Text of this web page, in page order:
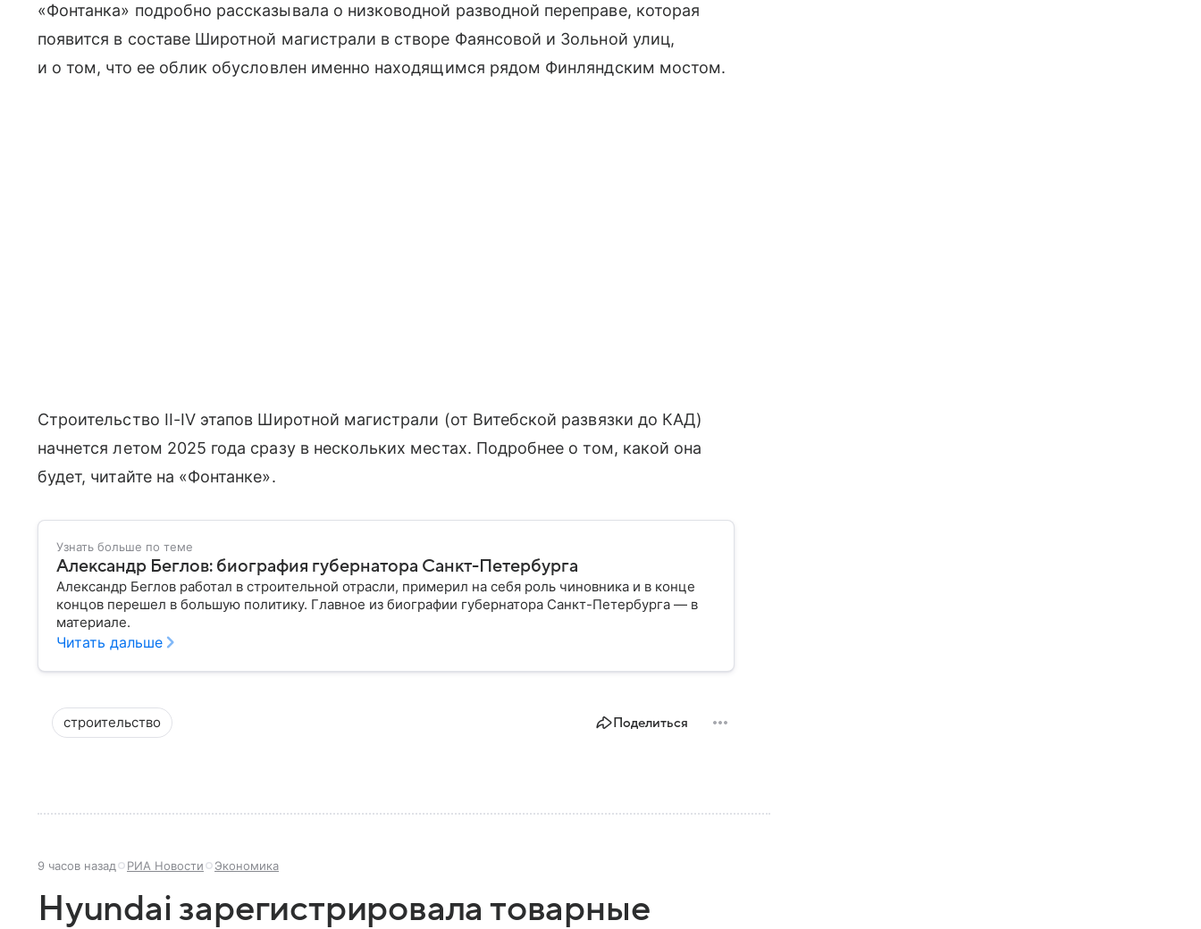
«Фонтанка» подробно рассказывала о низководной разводной переправе, которая
появится в составе Широтной магистрали в створе Фаянсовой и Зольной улиц,
и о том, что ее облик обусловлен именно находящимся рядом Финляндским мостом.
Строительство II-IV этапов Широтной магистрали (от Витебской развязки до КАД)
начнется летом 2025 года сразу в нескольких местах. Подробнее о том, какой она
будет, читайте на «Фонтанке».
Узнать больше по теме
Александр Беглов: биография губернатора Санкт-Петербурга
Александр Беглов работал в строительной отрасли, примерил на себя роль чиновника и в конце
концов перешел в большую политику. Главное из биографии губернатора Санкт-Петербурга — в
материале.
Читать дальше
строительство Поделиться
9 часов назад РИА Новости Экономика
Hyundai зарегистрировала товарные